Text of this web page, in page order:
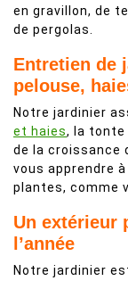
en gravillon, de
de pergolas.
Entretien de
pelouse,
Notre jardinier
et haies, la tonte
de la croissance
vous apprendre
plantes, comme
Un extérieur
l’année
Notre jardinier